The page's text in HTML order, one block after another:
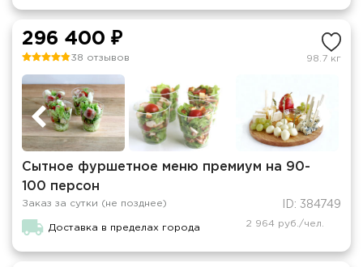
296 400 ₽
38 отзывов 98.7 кг
Сытное фуршетное меню премиум на 90-
100 персон
Заказ за сутки (не позднее) ID: 384749
Доставка в пределах города 2 964 руб./чел.